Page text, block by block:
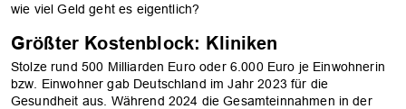
wie viel Geld geht es eigentlich?
Größter Kostenblock: Kliniken
Stolze rund 500 Milliarden Euro oder 6.000 Euro je Einwohnerin
bzw. Einwohner gab Deutschland im Jahr 2023 für die
Gesundheit aus. Während 2024 die Gesamteinnahmen in der